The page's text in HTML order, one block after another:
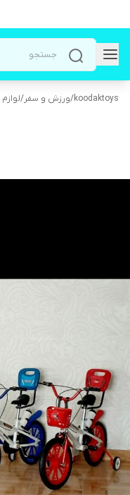
koodaktoys
/ورزش و سفر/